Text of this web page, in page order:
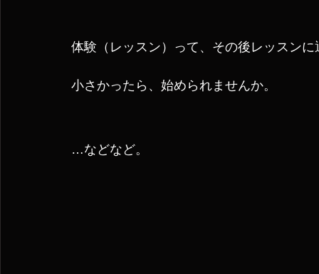
体験（レッスン）って、その後レッスン
小さかったら、始められませんか。
…などなど。